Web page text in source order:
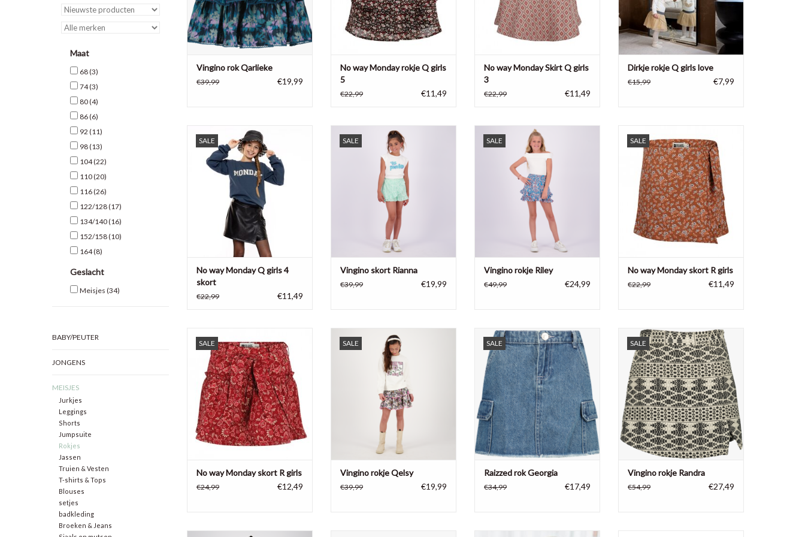
Maat
68(3)
74(3)
80(4)
86(6)
92 (11)
98(13)
104(22)
110(20)
116(26)
122/128(17)
134/140(16)
152/158(10)
164(8)
Geslacht
Meisjes (34)
BABY/PEUTER
JONGENS
MEISJES
Jurkjes
Leggings
Shorts
Jumpsuite
Rokjes
Jassen
Truien & Vesten
T-shirts & Tops
Blouses
setjes
badkleding
Broeken & Jeans
Vingino rok Qarlieke
€39,99 €19,99
No way Monday rokje Q girls
5
€22,99 €11,49
No way Monday Skirt Q girls
3
€22,99 €11,49
Dirkje rokje Q girls love
€15,99 €7,99
SALE
Leuke leather look meisjes skort
van No Way Monday
TOEVOEGEN AAN WINKELWAGEN
No way Monday Q girls 4
skort
€22,99 €11,49
SALE
Vingino meisjes broekrok Rianna,
95% katoen, 5% lurex
TOEVOEGEN AAN WINKELWAGEN
Vingino skort Rianna
€39,99 €19,99
SALE
Vingino rokje Riley, 100% polyester
TOEVOEGEN AAN WINKELWAGEN
Vingino rokje Riley
€49,99 €24,99
SALE
100% polyester
TOEVOEGEN AAN WINKELWAGEN
No way Monday skort R girls
€22,99 €11,49
SALE
100% polyester
TOEVOEGEN AAN WINKELWAGEN
No way Monday skort R girls
€24,99 €12,49
SALE
Vingino rokje Qelsy, 100% viscose
TOEVOEGEN AAN WINKELWAGEN
Vingino rokje Qelsy
€39,99 €19,99
SALE
stoere jeans rok uit de
zomercollectie van Raizzed
TOEVOEGEN AAN WINKELWAGEN
Raizzed rok Georgia
€34,99 €17,49
SALE
Rokje Randra van Vingino,
rokje/broekje
100% katoen
TOEVOEGEN AAN WINKELWAGEN
Vingino rokje Randra
€54,99 €27,49